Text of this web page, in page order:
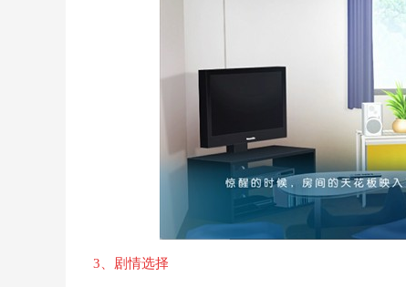
3、剧情选择